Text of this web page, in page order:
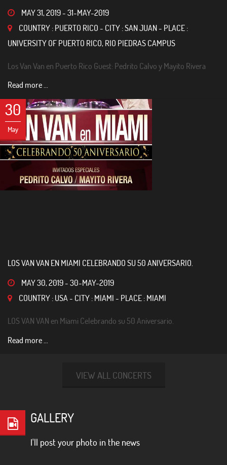
MAY 31, 2019-31-MAY-2019
COUNTRY : PUERTO RICO - CITY : SAN JUAN - PLACE :
UNIVERSITY OF PUERTO RICO, RIO PIEDRAS CAMPUS
Los Van Van en Puerto Rico Guest: Pedrito Calvo y Mayito Rivera
Read more ...
30
May
LOS VAN VAN EN MIAMI CELEBRANDO SU 50 ANIVERSARIO.
MAY 30, 2019-30-MAY-2019
COUNTRY : USA - CITY : MIAMI - PLACE : MIAMI
LOS VAN VAN en Miami Celebrando su 50 Aniversario.
Read more ...
VIEW ALL CONCERTS
GALLERY
I'll post your photo in the news